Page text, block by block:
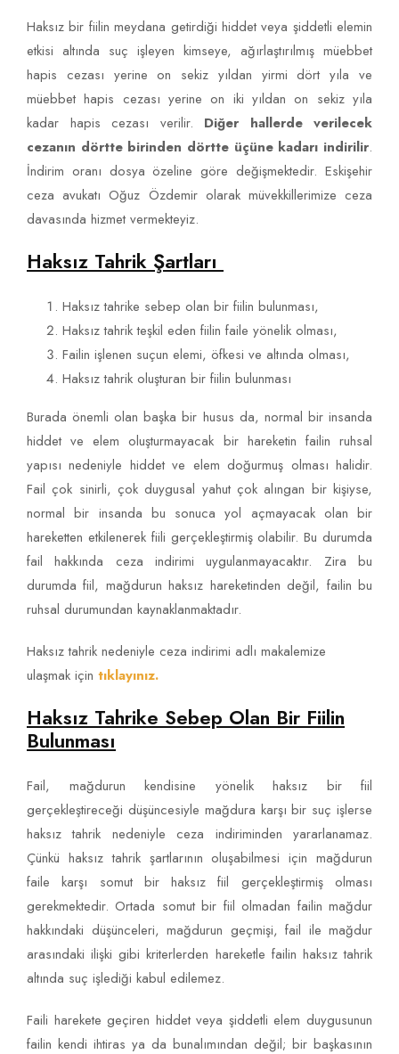
Haksız bir fiilin meydana getirdiği hiddet veya şiddetli elemin
etkisi altında suç işleyen kimseye, ağırlaştırılmış müebbet
hapis cezası yerine on sekiz yıldan yirmi dört yıla ve
müebbet hapis cezası yerine on iki yıldan on sekiz yıla
kadar hapis cezası verilir. Diğer hallerde verilecek
cezanın dörtte birinden dörtte üçüne kadarı indirilir.
İndirim oranı dosya özeline göre değişmektedir. Eskişehir
ceza avukatı Oğuz Özdemir olarak müvekkillerimize ceza
davasında hizmet vermekteyiz.
Haksız Tahrik Şartları
Haksız tahrike sebep olan bir fiilin bulunması,
Haksız tahrik teşkil eden fiilin faile yönelik olması,
Failin işlenen suçun elemi, öfkesi ve altında olması,
Haksız tahrik oluşturan bir fiilin bulunması
Burada önemli olan başka bir husus da, normal bir insanda
hiddet ve elem oluşturmayacak bir hareketin failin ruhsal
yapısı nedeniyle hiddet ve elem doğurmuş olması halidir.
Fail çok sinirli, çok duygusal yahut çok alıngan bir kişiyse,
normal bir insanda bu sonuca yol açmayacak olan bir
hareketten etkilenerek fiili gerçekleştirmiş olabilir. Bu durumda
fail hakkında ceza indirimi uygulanmayacaktır. Zira bu
durumda fiil, mağdurun haksız hareketinden değil, failin bu
ruhsal durumundan kaynaklanmaktadır.
Haksız tahrik nedeniyle ceza indirimi adlı makalemize
ulaşmak için tıklayınız.
Haksız Tahrike Sebep Olan Bir Fiilin
Bulunması
Fail, mağdurun kendisine yönelik haksız bir fiil
gerçekleştireceği düşüncesiyle mağdura karşı bir suç işlerse
haksız tahrik nedeniyle ceza indiriminden yararlanamaz.
Çünkü haksız tahrik şartlarının oluşabilmesi için mağdurun
faile karşı somut bir haksız fiil gerçekleştirmiş olması
gerekmektedir. Ortada somut bir fiil olmadan failin mağdur
hakkındaki düşünceleri, mağdurun geçmişi, fail ile mağdur
arasındaki ilişki gibi kriterlerden hareketle failin haksız tahrik
altında suç işlediği kabul edilemez.
Faili harekete geçiren hiddet veya şiddetli elem duygusunun
failin kendi ihtiras ya da bunalımından değil; bir başkasının